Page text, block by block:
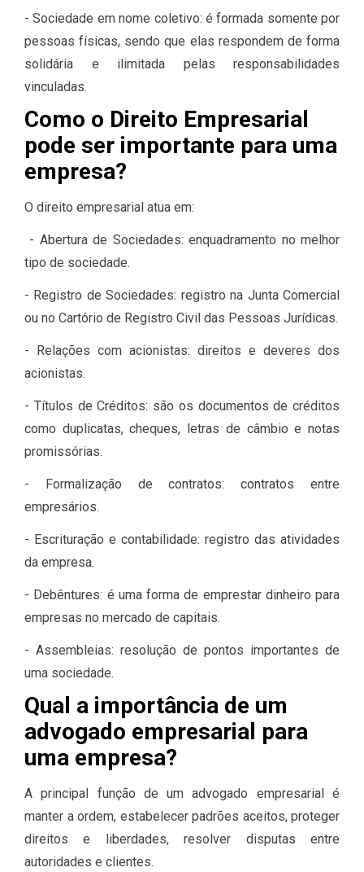
- Sociedade em nome coletivo: é formada somente por
pessoas físicas, sendo que elas respondem de forma
solidária e ilimitada pelas responsabilidades
vinculadas.
Como o Direito Empresarial
pode ser importante para uma
empresa?
O direito empresarial atua em:
- Abertura de Sociedades: enquadramento no melhor
tipo de sociedade.
- Registro de Sociedades: registro na Junta Comercial
ou no Cartório de Registro Civil das Pessoas Jurídicas.
- Relações com acionistas: direitos e deveres dos
acionistas.
- Títulos de Créditos: são os documentos de créditos
como duplicatas, cheques, letras de câmbio e notas
promissórias.
- Formalização de contratos: contratos entre
empresários.
- Escrituração e contabilidade: registro das atividades
da empresa.
- Debêntures: é uma forma de emprestar dinheiro para
empresas no mercado de capitais.
- Assembleias: resolução de pontos importantes de
uma sociedade.
Qual a importância de um
advogado empresarial para
uma empresa?
A principal função de um advogado empresarial é
manter a ordem, estabelecer padrões aceitos, proteger
direitos e liberdades, resolver disputas entre
autoridades e clientes.